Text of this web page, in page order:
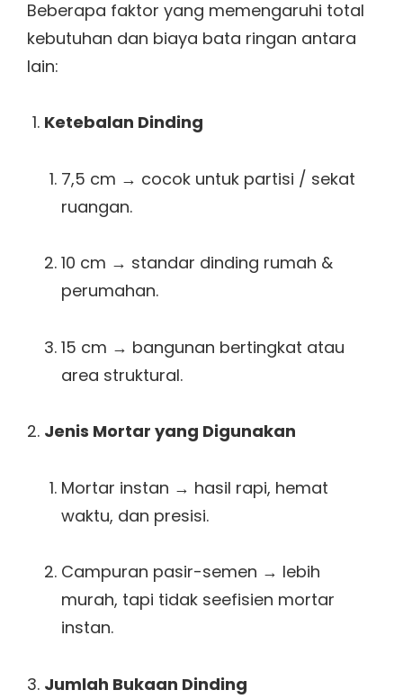
Beberapa faktor yang memengaruhi total
kebutuhan dan biaya bata ringan antara
lain:
Ketebalan Dinding
7,5 cm → cocok untuk partisi / sekat
ruangan.
10 cm → standar dinding rumah &
perumahan.
15 cm → bangunan bertingkat atau
area struktural.
Jenis Mortar yang Digunakan
Mortar instan → hasil rapi, hemat
waktu, dan presisi.
Campuran pasir-semen → lebih
murah, tapi tidak seefisien mortar
instan.
Jumlah Bukaan Dinding